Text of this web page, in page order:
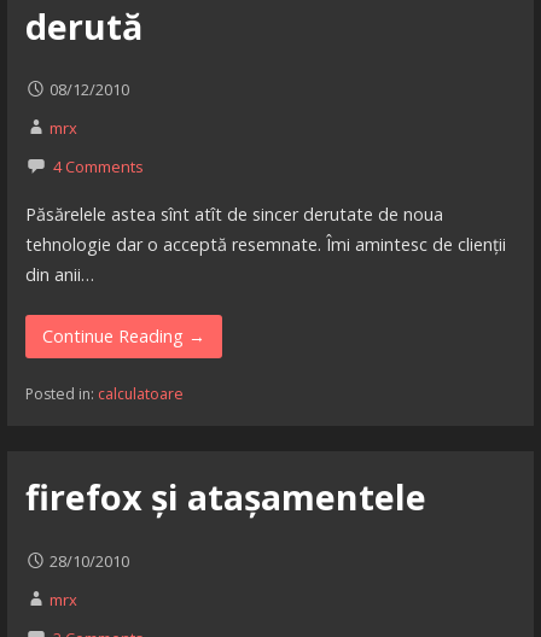
derută
08/12/2010
mrx
4 Comments
Păsărelele astea sînt atît de sincer derutate de noua
tehnologie dar o acceptă resemnate. Îmi amintesc de clienții
din anii…
Continue Reading →
Posted in: calculatoare
firefox și atașamentele
28/10/2010
mrx